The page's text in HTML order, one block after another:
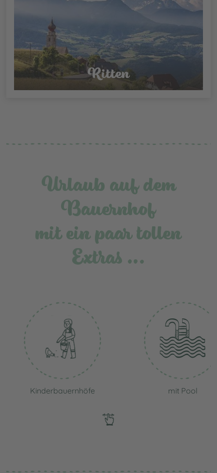
Ritten
Urlaub auf dem
Bauernhof
mit ein paar tollen
Extras …
Kinderbauernhöfe mit Pool